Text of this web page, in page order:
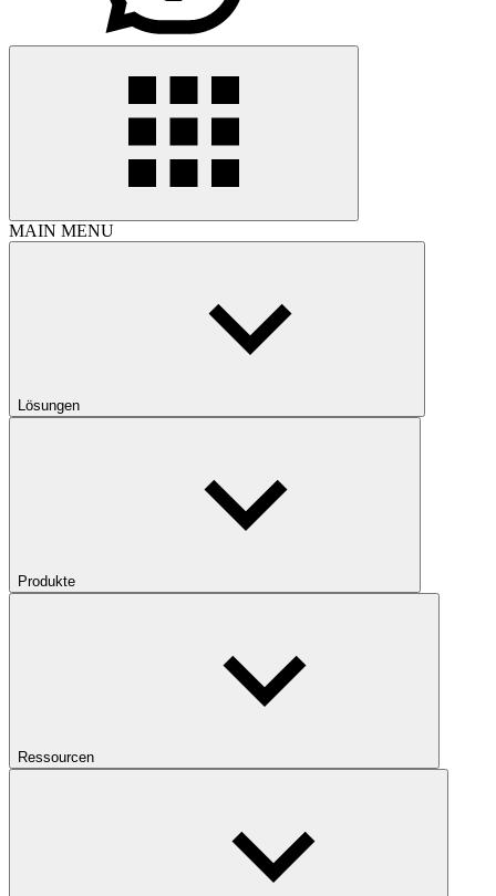
MAIN MENU
Lösungen
Produkte
Ressourcen